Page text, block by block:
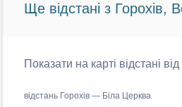
Ще відстані з Горохів,
Показати на карті відстані
відстань Горохів — Біла Церква